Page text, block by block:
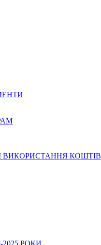
ВИКОРИСТАННЯ КОШТІВ
РОКИ